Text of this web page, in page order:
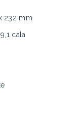
232 mm
cala